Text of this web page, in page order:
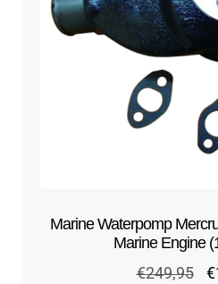
Marine Waterpomp
Marine Engine
€249,95 €